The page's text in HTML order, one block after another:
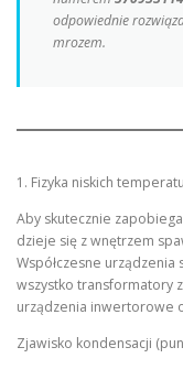
odpowiednie
mrozem.
1. Fizyka niskich
Aby skutecznie
dzieje się z wnętrzem
Współczesne
wszystko transformatory
urządzenia inwertorowe
Zjawisko kondensacji